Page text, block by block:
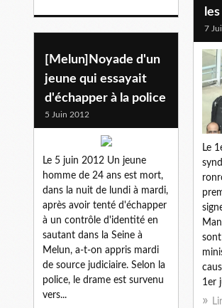
7
Le
1er
[Melun]Noyade d'un
jeune qui essayait
d'échapper à la police
5 Juin 2012
Le 5 juin 2012 Un jeune
homme de 24 ans est mort,
dans la nuit de lundi à mardi,
après avoir tenté d'échapper
à un contrôle d'identité en
sautant dans la Seine à
Melun, a-t-on appris mardi
de source judiciaire. Selon la
police, le drame est survenu
vers...